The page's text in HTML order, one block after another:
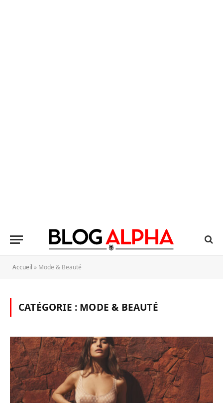
Accueil » Mode & Beauté
CATÉGORIE : MODE & BEAUTÉ